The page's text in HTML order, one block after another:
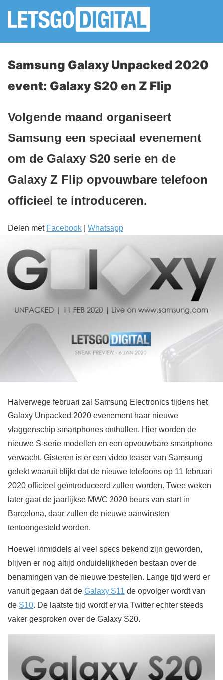
Samsung Galaxy Unpacked 2020
event: Galaxy S20 en Z Flip
Volgende maand organiseert
Samsung een speciaal evenement
om de Galaxy S20 serie en de
Galaxy Z Flip opvouwbare telefoon
officieel te introduceren.
Delen met Facebook Whatsapp
Halverwege februari zal Samsung Electronics tijdens het
Galaxy Unpacked 2020 evenement haar nieuwe
vlaggenschip smartphones onthullen. Hier worden de
nieuwe S-serie modellen en een opvouwbare smartphone
verwacht. Gisteren is er een video teaser van Samsung
gelekt waaruit blijkt dat de nieuwe telefoons op 11 februari
2020 officieel geïntroduceerd zullen worden. Twee weken
later gaat de jaarlijkse MWC 2020 beurs van start in
Barcelona, daar zullen de nieuwe aanwinsten
tentoongesteld worden.
Hoewel inmiddels al veel specs bekend zijn geworden,
blijven er nog altijd onduidelijkheden bestaan over de
benamingen van de nieuwe toestellen. Lange tijd werd er
vanuit gegaan dat de Galaxy S11 de opvolger wordt van
de S10. De laatste tijd wordt er via Twitter echter steeds
vaker gesproken over de Galaxy S20.